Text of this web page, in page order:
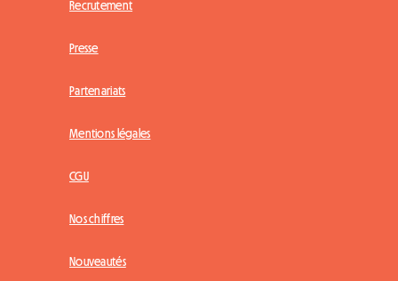
Recrutement
Presse
Partenariats
Mentions légales
CGU
Nos chiffres
Nouveautés